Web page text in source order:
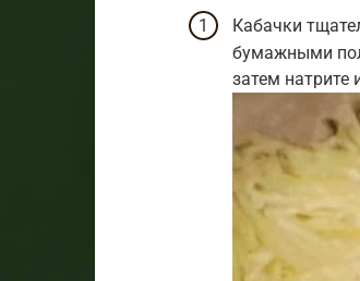
Кабачки
бумажными
затем натрите